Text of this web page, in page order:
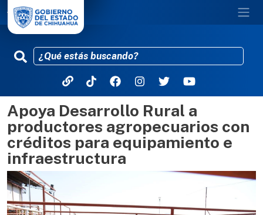
Pasar al contenido principal
Apoya Desarrollo Rural a
productores agropecuarios con
créditos para equipamiento e
infraestructura